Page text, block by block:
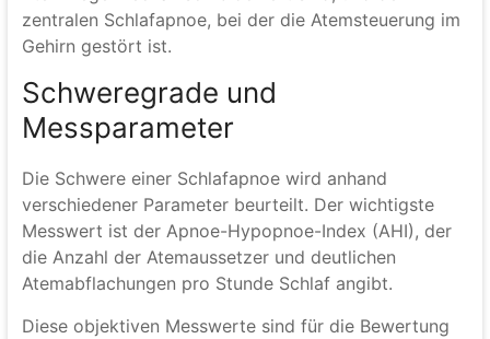
zentralen Schlafapnoe, bei der die Atemsteuerung im
Gehirn gestört ist.
Schweregrade und
Messparameter
Die Schwere einer Schlafapnoe wird anhand
verschiedener Parameter beurteilt. Der wichtigste
Messwert ist der Apnoe-Hypopnoe-Index (AHI), der
die Anzahl der Atemaussetzer und deutlichen
Atemabflachungen pro Stunde Schlaf angibt.
Diese objektiven Messwerte sind für die Bewertung